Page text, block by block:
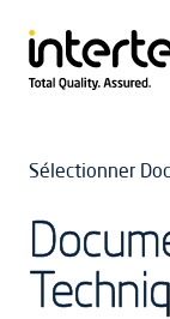
Sélectionner